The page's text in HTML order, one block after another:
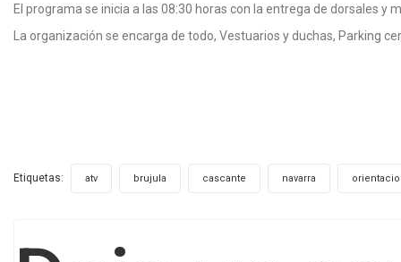
El programa se inicia a las 08:30 horas con la entrega de dorsales
La organización se encarga de todo, Vestuarios y duchas, Parking
Etiquetas: atv brujula cascante navarra